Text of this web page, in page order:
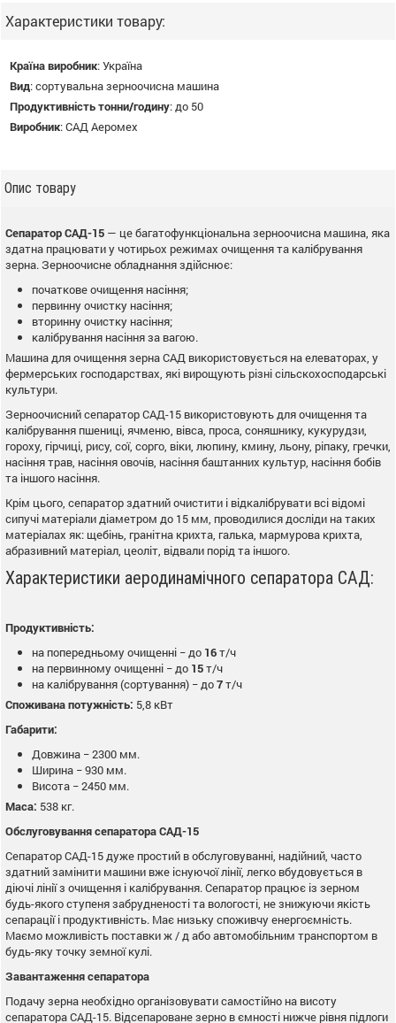
Характеристики товару:
Країна виробник:Україна
Вид:сортувальна зерноочисна машина
Продуктивність тонни/годину: до 50
Виробник:САД Аеромех
Опис товару
Сепаратор САД-15 — це багатофункціональна зерноочисна машина, яка
здатна працювати у чотирьох режимах очищення та калібрування
зерна. Зерноочисне обладнання здійснює:
початкове очищення насіння;
первинну очистку насіння;
вторинну очистку насіння;
калібрування насіння за вагою.
Машина для очищення зерна САД використовується на елеваторах, у
фермерських господарствах, які вирощують різні сільскохосподарські
культури.
Зерноочисний сепаратор САД-15 використовують для очищення та
калібрування пшениці, ячменю, вівса, проса, соняшнику, кукурудзи,
гороху, гірчиці, рису, сої, сорго, віки, люпину, кмину, льону, ріпаку, гречки,
насіння трав, насіння овочів, насіння баштанних культур, насіння бобів
та іншого насіння.
Крім цього, сепаратор здатний очистити і відкалібрувати всі відомі
сипучі матеріали діаметром до 15 мм, проводилися досліди на таких
матеріалах як: щебінь, гранітна крихта, галька, мармурова крихта,
абразивний матеріал, цеоліт, відвали порід та іншого.
Характеристики аеродинамічного сепаратора САД:
Продуктивність:
на попередньому очищенні − до 16т/ч
на первинному очищенні − до 15т/ч
на калібрування (сортування) − до7т/ч
Споживана потужність: 5,8 кВт
Габарити:
Довжина − 2300 мм.
Ширина − 930 мм.
Висота − 2450 мм.
Маса: 538 кг.
Обслуговування сепаратора САД-15
Сепаратор САД-15 дуже простий в обслуговуванні, надійний, часто
здатний замінити машини вже існуючої лінії, легко вбудовується в
діючі лінії з очищення і калібрування. Сепаратор працює із зерном
будь-якого ступеня забрудненості та вологості, не знижуючи якість
сепарації і продуктивність. Має низьку споживчу енергоємність.
Маємо можливість поставки ж / д або автомобільним транспортом в
будь-яку точку земної кулі.
Завантаження сепаратора
Подачу зерна необхідно організовувати самостійно на висоту
сепаратора САД-15. Відсепароване зерно в ємності нижче рівня підлоги